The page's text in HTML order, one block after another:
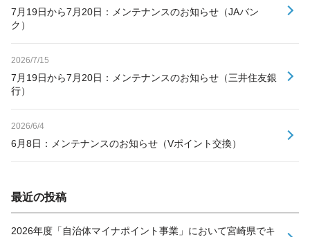
7月19日から7月20日：メンテナンスのお知らせ（JAバン
ク）
2026/7/15
7月19日から7月20日：メンテナンスのお知らせ（三井住友銀
行）
2026/6/4
6月8日：メンテナンスのお知らせ（Vポイント交換）
最近の投稿
2026年度「自治体マイナポイント事業」において宮崎県でキ